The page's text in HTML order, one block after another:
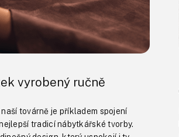
vyrobený ručně
továrně je příkladem spojení
tradicí nábytkářské tvorby.